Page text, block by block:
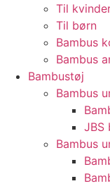
Til
Til børn
Bambus
Bambus
Bambustøj
Bambus
JBS
Bambus